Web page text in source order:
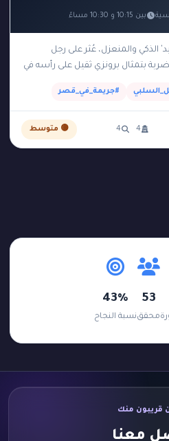
بين 10:15 و 10:30 مساءً
الذكي والمنعزل، عُثر على رجل
بتمثال برونزي ثقيل على رأسه في
#جريمة_في_قصر
4
4 🟡 متوسط
53
محقق
43%
نسبة النجاح
قريبون منك
معنا